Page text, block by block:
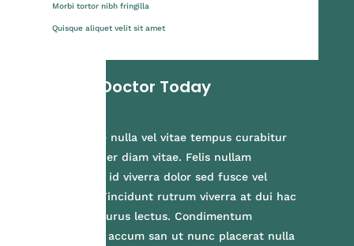
Morbi tortor nibh fringilla
Quisque aliquet velit sit amet
See a Doctor Today
Felis vitae nulla vel vitae tempus curabitur
ullamcorper diam vitae. Felis nullam
commodo id viverra dolor sed fusce vel
facilisis. Tincidunt rutrum viverra at dui hac
suscipit purus lectus. Condimentum
vulputate accum san ut nunc placerat nulla